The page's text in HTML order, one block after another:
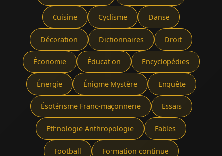
Cuisine Cyclisme Danse
Décoration Dictionnaires Droit
Économie Éducation Encyclopédies
Énergie Énigme Mystère Enquête
Ésotérisme Franc-maçonnerie Essais
Ethnologie Anthropologie Fables
Football Formation continue